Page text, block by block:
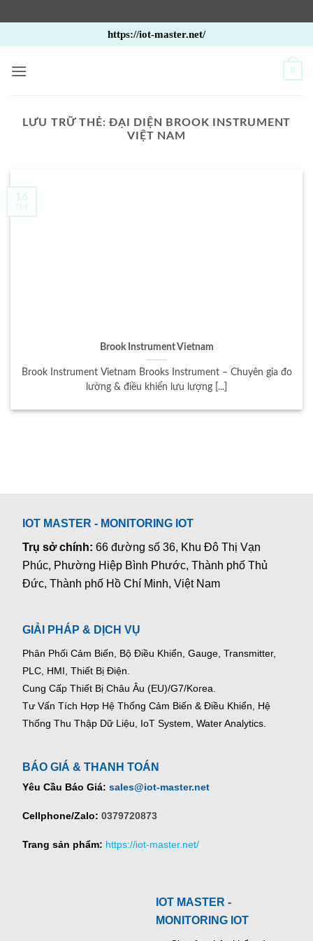
qua
nội
https://iot-master.net/
0
LƯU TRỮ THẺ:ĐẠI DIỆN BROOK INSTRUMENT
VIỆT NAM
Brook Instrument Vietnam
Brook Instrument Vietnam Brooks Instrument – Chuyên gia đo
lường & điều khiển lưu lượng [...]
16
Th9
IOT MASTER - MONITORING IOT
Trụ sở chính:66 đường số 36, Khu Đô Thị Vạn
Phúc, Phường Hiệp Bình Phước, Thành phố Thủ
Đức, Thành phố Hồ Chí Minh, Việt Nam
GIẢI PHÁP & DỊCH VỤ
Phân Phối Cảm Biến, Bộ Điều Khiển, Gauge, Transmitter,
PLC, HMI, Thiết Bị Điện.
Cung Cấp Thiết Bị Châu Âu (EU)/G7/Korea.
Tư Vấn Tích Hợp Hệ Thống Cảm Biến & Điều Khiển, Hệ
Thống Thu Thập Dữ Liệu, IoT System, Water Analytics.
BÁO GIÁ & THANH TOÁN
Yêu Cầu Báo Giá: sales@iot-master.net
Cellphone/Zalo: 0379720873
Trang sản phẩm: https://iot-master.net/
IOT MASTER -
MONITORING IOT